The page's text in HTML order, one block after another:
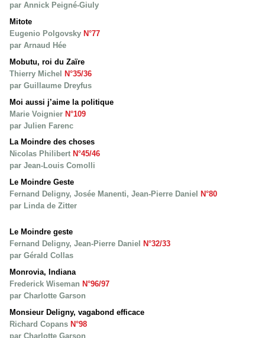
par Annick Peigné-Giuly
Mitote
Eugenio Polgovsky N°77
par Arnaud Hée
Mobutu, roi du Zaïre
Thierry Michel
N°35/36
par Guillaume Dreyfus
Moi aussi j’aime la politique
Marie Voignier N°109
par Julien Farenc
La Moindre des choses
Nicolas Philibert N°45/46
par Jean-Louis Comolli
Le Moindre Geste
Fernand Deligny, Josée Manenti, Jean-Pierre Daniel
N°80
par Linda de Zitter
Le Moindre geste
Fernand Deligny, Jean-Pierre Daniel
N°32/33
par Gérald Collas
Monrovia, Indiana
Frederick Wiseman N°96/97
par Charlotte Garson
Monsieur Deligny, vagabond efficace
Richard Copans N°98
par Charlotte Garson